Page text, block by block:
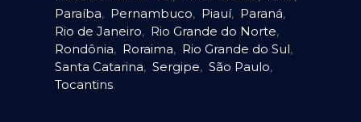
Paraíba, Pernambuco, Piauí, Paraná,
Rio de Janeiro, Rio Grande do Norte,
Rondônia, Roraima, Rio Grande do Sul,
Santa Catarina, Sergipe, São Paulo,
Tocantins.